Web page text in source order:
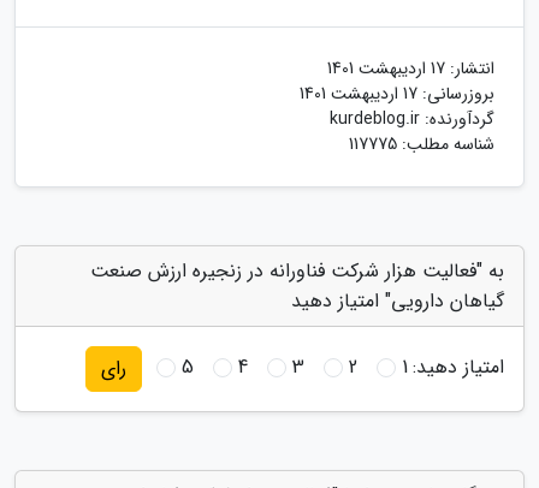
انتشار: 17 اردیبهشت 1401
بروزرسانی: 17 اردیبهشت 1401
گردآورنده: kurdeblog.ir
شناسه مطلب: 117775
به "فعالیت هزار شرکت فناورانه در زنجیره ارزش صنعت
گیاهان دارویی" امتیاز دهید
امتیاز دهید:1
2
3
4
5 رای